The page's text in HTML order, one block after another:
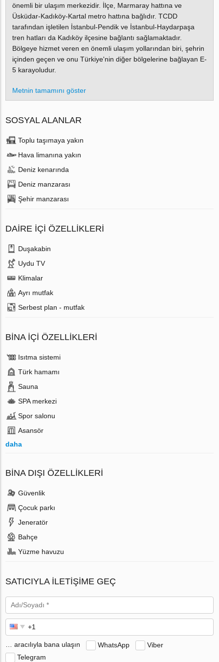
önemli bir ulaşım merkezidir. İlçe, Marmaray hattına ve
Üsküdar-Kadıköy-Kartal metro hattına bağlıdır. TCDD
tarafından işletilen İstanbul-Pendik ve İstanbul-Haydarpaşa
tren hatları da Kadıköy ilçesine bağlantı sağlamaktadır.
Bölgeye hizmet veren en önemli ulaşım yollarından biri, şehrin
içinden geçen ve onu Türkiye'nin diğer bölgelerine bağlayan E-
5 karayoludur.
Metnin tamamını göster
SOSYAL ALANLAR
Toplu taşımaya yakın
Hava limanına yakın
Deniz kenarında
Deniz manzarası
Şehir manzarası
DAIRE IÇI ÖZELLIKLERI
Duşakabin
Uydu TV
Klimalar
Ayrı mutfak
Serbest plan - mutfak
BINA İÇI ÖZELLIKLERI
Isıtma sistemi
Türk hamamı
Sauna
SPA merkezi
Spor salonu
Аsansör
daha
BINA DIŞI ÖZELLIKLERI
Güvenlik
Çocuk parkı
Jeneratör
Bahçe
Yüzme havuzu
SATICIYLA ILETIŞIME GEÇ
… aracılıyla bana ulaşın WhatsApp
Viber
Telegram